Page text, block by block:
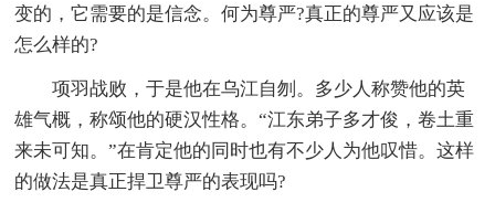
变的，它需要的是信念。何为尊严?真正的尊严又应该是
怎么样的?
项羽战败，于是他在乌江自刎。多少人称赞他的英
雄气概，称颂他的硬汉性格。“江东弟子多才俊，卷土重
来未可知。”在肯定他的同时也有不少人为他叹惜。这样
的做法是真正捍卫尊严的表现吗?